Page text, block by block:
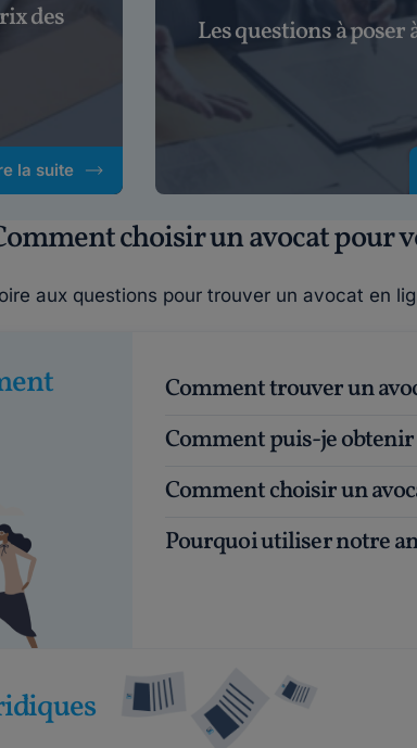
des
la suite
Les questions à poser
choisir un avocat pour
aux questions pour trouver un avocat en
Comment trouver un
Comment puis-je
Comment choisir un
Pourquoi utiliser notre